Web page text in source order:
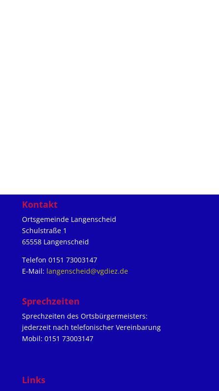
Kontakt
Ortsgemeinde Langenscheid
Schulstraße 1
65558 Langenscheid
Telefon 0151 73003147
E-Mail: langenscheid@vgdiez.de
Sprechzeiten
Sprechzeiten des Ortsbürgermeisters:
jederzeit nach telefonischer Vereinbarung
Mobil: 0151 73003147
Links